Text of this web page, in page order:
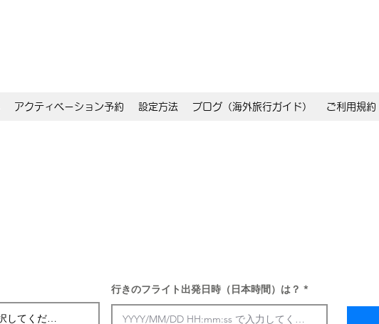
アクティベーション予約 設定方法 ブログ（海外旅行ガイド） ご利用規約
行きのフライト出発日時（日本時間）は？